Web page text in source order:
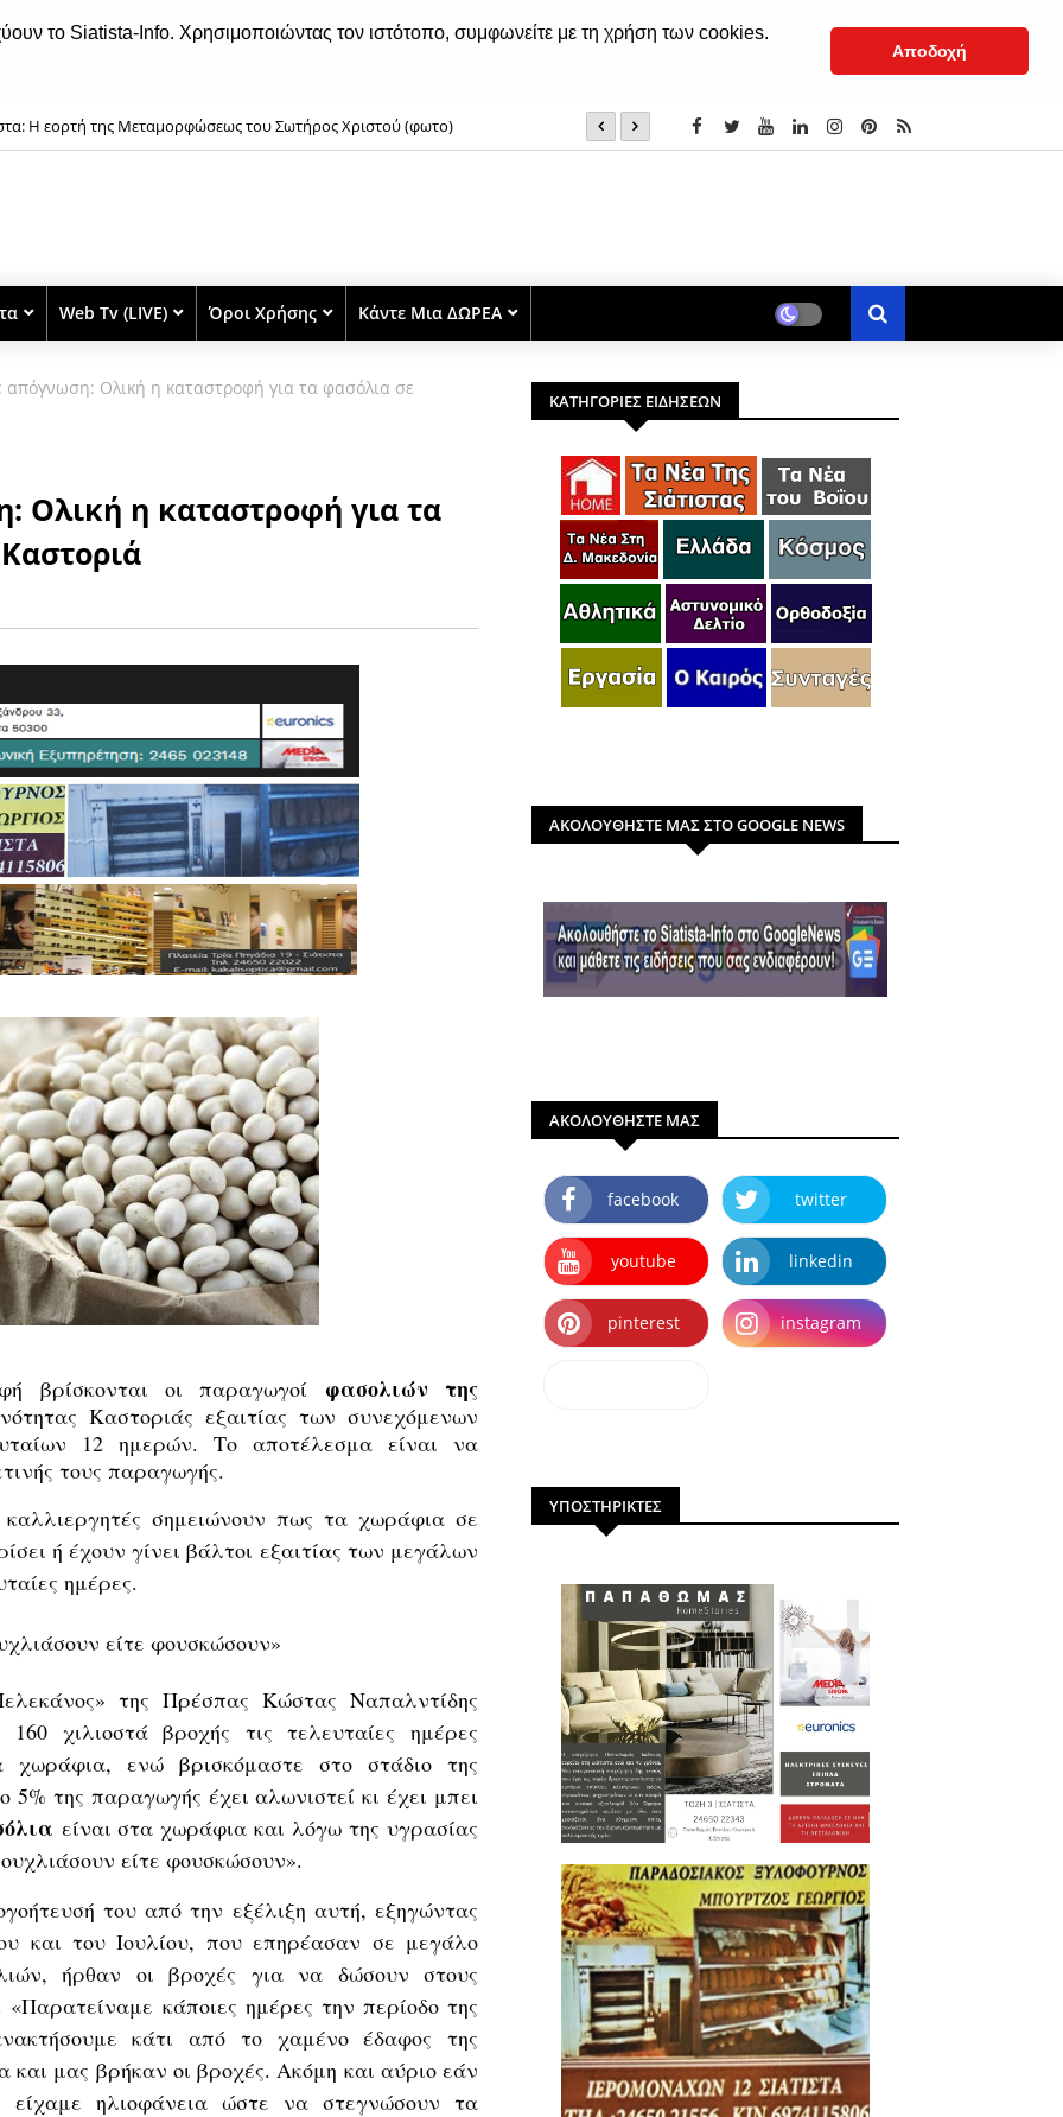
το Siatista-Info. Χρησιμοποιώντας τον ιστότοπο, συμφωνείτε με τη χρήση των cookies.
Αποδοχή
Η εορτή της Μεταμορφώσεως του Σωτήρος Χριστού (φωτο) (†) Σιατίστης Παύλος: «Εμείς το μάθημα το ξέρουμε,
Web Tv (LIVE) Όροι Χρήσης Κάντε Μια ΔΩΡΕΑ
Ολική η καταστροφή για τα φασόλια σε
Ολική η καταστροφή για τα
βρίσκονται οι παραγωγοί φασολιών της
Καστοριάς εξαιτίας των συνεχόμενων
12 ημερών. Το αποτέλεσμα είναι να
τους παραγωγής.
σημειώνουν πως τα χωράφια σε
ή έχουν γίνει βάλτοι εξαιτίας των μεγάλων
ημέρες.
είτε φουσκώσουν»
της Πρέσπας Κώστας Ναπαλντίδης
χιλιοστά βροχής τις τελευταίες ημέρες
χωράφια, ενώ βρισκόμαστε στο στάδιο της
5% της παραγωγής έχει αλωνιστεί κι έχει μπει
είναι στα χωράφια και λόγω της υγρασίας
είτε φουσκώσουν».
του από την εξέλιξη αυτή, εξηγώντας
και του Ιουλίου, που επηρέασαν σε μεγάλο
ήρθαν οι βροχές για να δώσουν στους
κάποιες ημέρες την περίοδο της
κάτι από το χαμένο έδαφος της
μας βρήκαν οι βροχές. Ακόμη και αύριο εάν
είχαμε ηλιοφάνεια ώστε να στεγνώσουν τα
ΚΑΤΗΓΟΡΙΕΣ ΕΙΔΗΣΕΩΝ
ΑΚΟΛΟΥΘΗΣΤΕ ΜΑΣ ΣΤΟ GOOGLE NEWS
ΑΚΟΛΟΥΘΗΣΤΕ ΜΑΣ
facebook twitter
youtube linkedin
pinterest instagram
ΥΠΟΣΤΗΡΙΚΤΕΣ